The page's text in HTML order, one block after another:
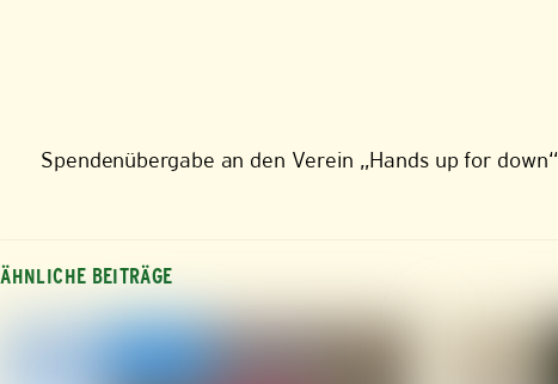
Spendenübergabe an den Verein „Hands up for down“
ÄHNLICHE BEITRÄGE